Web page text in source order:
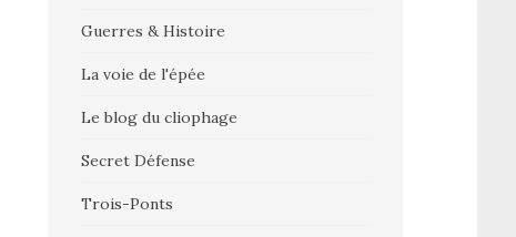
Guerres & Histoire
La voie de l'épée
Le blog du cliophage
Secret Défense
Trois-Ponts